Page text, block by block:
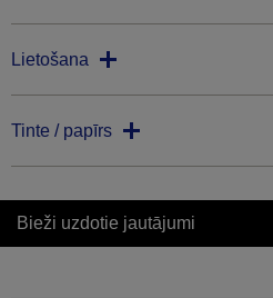
Lietošana
Tinte / papīrs
Bieži uzdotie jautājumi